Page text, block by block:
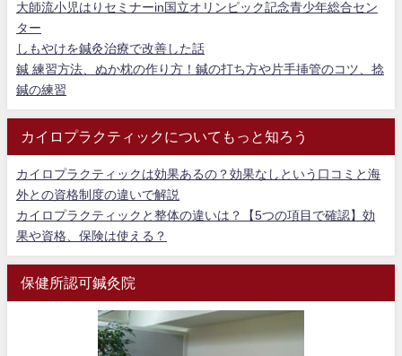
大師流小児はりセミナーin国立オリンピック記念青少年総合セン
ター
しもやけを鍼灸治療で改善した話
鍼 練習方法、ぬか枕の作り方！鍼の打ち方や片手挿管のコツ、捻
鍼の練習
カイロプラクティックについてもっと知ろう
カイロプラクティックは効果あるの？効果なしという口コミと海
外との資格制度の違いで解説
カイロプラクティックと整体の違いは？【5つの項目で確認】効
果や資格、保険は使える？
保健所認可鍼灸院